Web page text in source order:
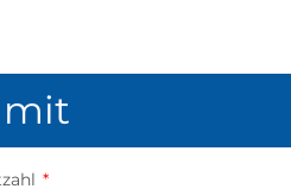
mit